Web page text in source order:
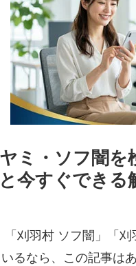
ミ・ソフ闇
今すぐできる
「刈羽村 ソフ闇」「
るなら、この記事は